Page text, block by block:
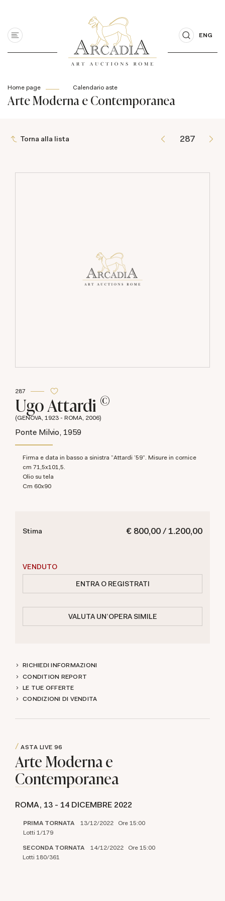
ENG
Home page Calendario aste
Arte Moderna e Contemporanea
Torna alla lista
287
Ugo Attardi ©
(GENOVA, 1923 - ROMA, 2006)
Ponte Milvio, 1959
Firma e data in basso a sinistra "Attardi '59". Misure in cornice
cm 71,5x101,5.
Olio su tela
cm 60x90
€ 800,00 / 1.200,00
Stima
VENDUTO
ENTRA O REGISTRATI
VALUTA UN'OPERA SIMILE
RICHIEDI INFORMAZIONI
CONDITION REPORT
LE TUE OFFERTE
CONDIZIONI DI VENDITA
ASTA LIVE 96
Arte Moderna e
Contemporanea
ROMA, 13 - 14 DICEMBRE 2022
PRIMA TORNATA 13/12/2022 Ore 15:00
Lotti 1/179
SECONDA TORNATA 14/12/2022 Ore 15:00
Lotti 180/361